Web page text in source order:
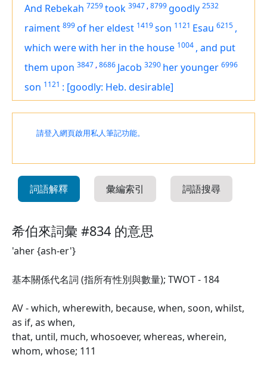
And Rebekah 7259took 3947 ,8799 goodly 2532
raiment 899of her eldest 1419son 1121 Esau 6215 ,
which werewith her in the house 1004 , and put
them upon 3847 ,8686 Jacob 3290 her younger 6996
son 1121 : [goodly: Heb. desirable]
請登入網頁啟用私人筆記功能。
詞語解釋 彙編索引 詞語搜尋
希伯來詞彙 #834 的意思
'aher {ash-er'}
基本關係代名詞 (指所有性別與數量); TWOT - 184
AV - which, wherewith, because, when, soon, whilst,
as if, as when,
that, until, much, whosoever, whereas, wherein,
whom, whose; 111